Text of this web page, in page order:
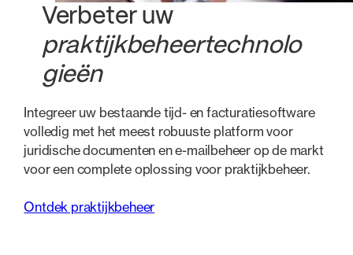
Verbeter uw
praktijkbeheertechnolo
gieën
Integreer uw bestaande tijd- en facturatiesoftware
volledig met het meest robuuste platform voor
juridische documenten en e-mailbeheer op de markt
voor een complete oplossing voor praktijkbeheer.
Ontdek praktijkbeheer